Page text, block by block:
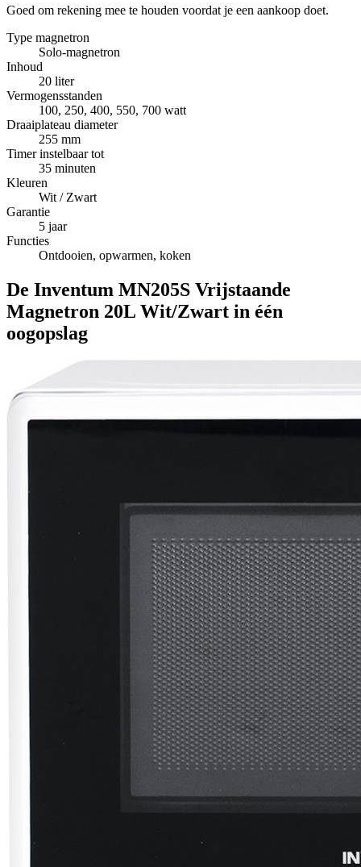
Goed om rekening mee te houden voordat je een aankoop doet.
Type magnetron
Solo-magnetron
Inhoud
20 liter
Vermogensstanden
100, 250, 400, 550, 700 watt
Draaiplateau diameter
255 mm
Timer instelbaar tot
35 minuten
Kleuren
Wit / Zwart
Garantie
5 jaar
Functies
Ontdooien, opwarmen, koken
De Inventum MN205S Vrijstaande
Magnetron 20L Wit/Zwart in één
oogopslag